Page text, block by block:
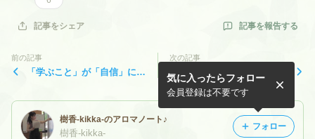
記事をシェア 記事を報告する
前の記事
「学ぶこと」が「自信」に変
次の記事
香りに込めた「気をつけて」
の気持ち
樹香-kikka-のアロマノート♪
樹香-kikka-
気に入ったらフォロー
会員登録は不要です
フォロー